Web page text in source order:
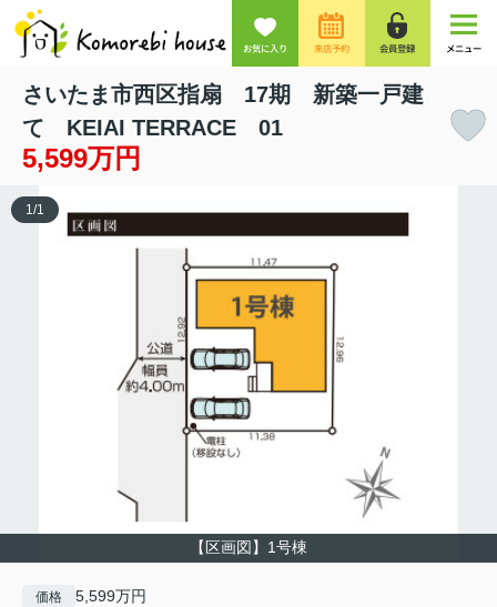
お気に入り 来店予約 会員登録 メニュー
さいたま市西区指扇 17期 新築一戸建
て KEIAI TERRACE 01
5,599万円
【区画図】1号棟
1 /1
価格 5,599万円